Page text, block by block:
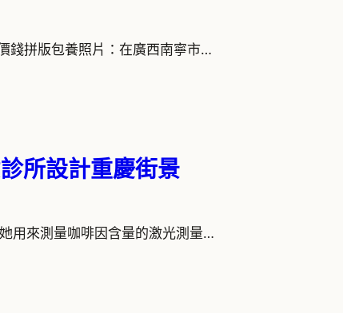
拼版包養照片：在廣西南寧市…
所設計重慶街景
來測量咖啡因含量的激光測量…